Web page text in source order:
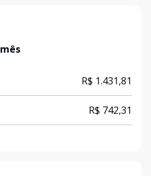
R$ 1.431,81
R$ 742,31